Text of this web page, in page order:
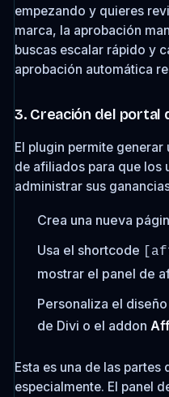
empezando y quieres
marca, la aprobación
buscas escalar rápido y
aprobación automática
3. Creación del portal
El plugin permite
de afiliados para que los
administrar sus
Crea una nueva
Usa el shortcode
mostrar el panel de
Personaliza el
de Divi o el addon
Esta es una de las partes
especialmente. El panel